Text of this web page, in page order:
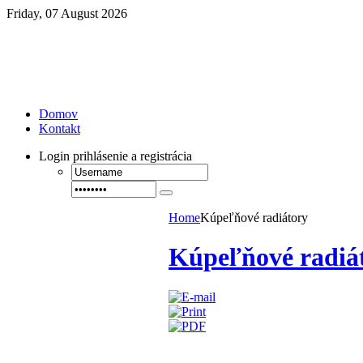
Friday, 07 August 2026
Domov
Kontakt
Login prihlásenie a registrácia
HomeKúpeľňové radiátory
Kúpeľňové